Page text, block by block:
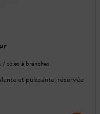
/ scies à branches
et puissante, réservée